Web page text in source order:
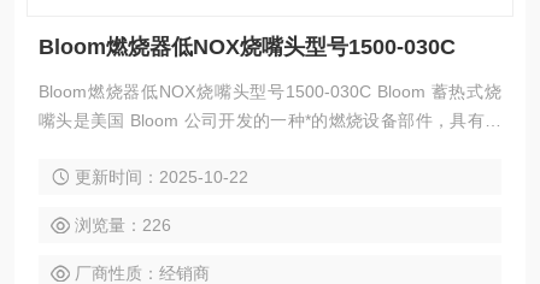
Bloom燃烧器低NOX烧嘴头型号1500-030C
Bloom燃烧器低NOX烧嘴头型号1500-030C Bloom 蓄热式烧
嘴头是美国 Bloom 公司开发的一种*的燃烧设备部件，具有高
更新时间：2025-10-22
浏览量：226
厂商性质：经销商